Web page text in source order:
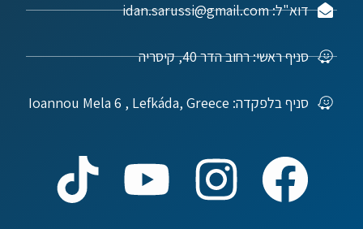
דוא"ל: idan.sarussi@gmail.com
סניף ראשי: רחוב הדר 40, קיסריה
סניף בלפקדה: Ioannou Mela 6 , Lefkáda, Greece